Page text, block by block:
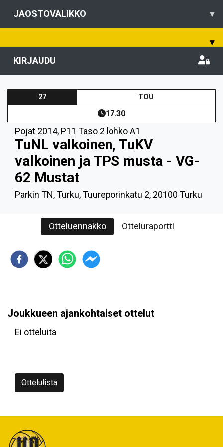
JAOSTOVALIKKO ▾
▾
KIRJAUDU
27 TOU
17.30
Pojat 2014, P11 Taso 2 lohko A1
TuNL valkoinen, TuKV
valkoinen ja TPS musta - VG-
62 Mustat
Parkin TN, Turku, Tuureporinkatu 2, 20100 Turku
Otteluennakko Otteluraportti
Joukkueen ajankohtaiset ottelut
Ei otteluita
Ottelulista